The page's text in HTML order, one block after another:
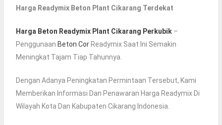
Harga Readymix Beton Plant Cikarang Terdekat
Harga Beton Readymix Plant Cikarang Perkubik–
Penggunaan Beton CorReadymix Saat Ini Semakin
Meningkat Tajam Tiap Tahunnya.
Dengan Adanya Peningkatan Permintaan Tersebut, Kami
Memberikan Informasi Dan Penawaran Harga Readymix Di
Wilayah Kota Dan Kabupaten Cikarang Indonesia.